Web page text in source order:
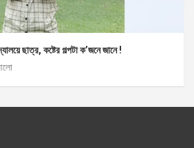
ছাত্র, কষ্টের গল্পটা ক’জনে জানে !